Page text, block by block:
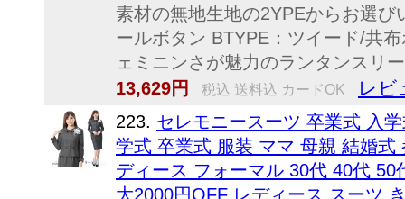
素材の無地生地の2YPEからお選
ールボタン BTYPE：ツイード/共
ェミニンさが魅力のランタンスリ
13,629円
税込 送料込 カードOK レビ
223. セレモニースーツ 卒業式 入
学式 卒業式 服装 ママ 母親 結婚
ディース フォーマル 30代 40代
大2000円OFF レディース スーツ